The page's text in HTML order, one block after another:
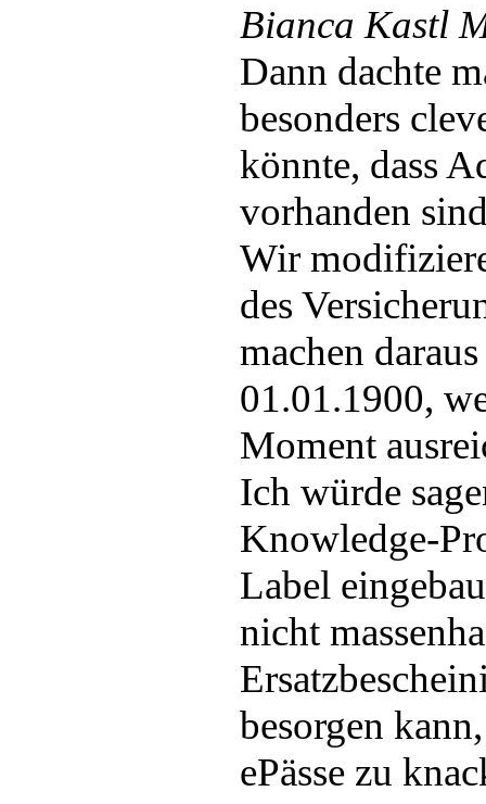
Bianca Kastl
Dann dachte
besonders
könnte, dass
vorhanden
Wir
des
machen
01.01.1900,
Moment
Ich würde
Knowledge-
Label
nicht
besorgen
ePässe zu